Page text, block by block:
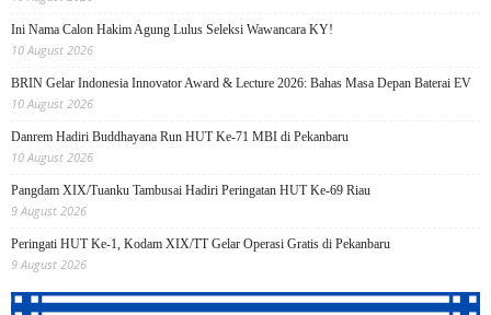
Ini Nama Calon Hakim Agung Lulus Seleksi Wawancara KY!
10 August 2026
BRIN Gelar Indonesia Innovator Award & Lecture 2026: Bahas Masa Depan Baterai EV
10 August 2026
Danrem Hadiri Buddhayana Run HUT Ke-71 MBI di Pekanbaru
10 August 2026
Pangdam XIX/Tuanku Tambusai Hadiri Peringatan HUT Ke-69 Riau
9 August 2026
Peringati HUT Ke-1, Kodam XIX/TT Gelar Operasi Gratis di Pekanbaru
9 August 2026